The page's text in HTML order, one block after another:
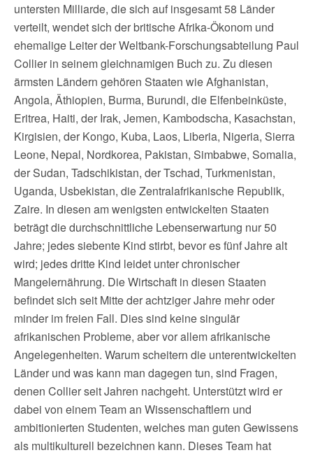
untersten Milliarde, die sich auf insgesamt 58 Länder
verteilt, wendet sich der britische Afrika-Ökonom und
ehemalige Leiter der Weltbank-Forschungsabteilung Paul
Collier in seinem gleichnamigen Buch zu. Zu diesen
ärmsten Ländern gehören Staaten wie Afghanistan,
Angola, Äthiopien, Burma, Burundi, die Elfenbeinküste,
Eritrea, Haiti, der Irak, Jemen, Kambodscha, Kasachstan,
Kirgisien, der Kongo, Kuba, Laos, Liberia, Nigeria, Sierra
Leone, Nepal, Nordkorea, Pakistan, Simbabwe, Somalia,
der Sudan, Tadschikistan, der Tschad, Turkmenistan,
Uganda, Usbekistan, die Zentralafrikanische Republik,
Zaire. In diesen am wenigsten entwickelten Staaten
beträgt die durchschnittliche Lebenserwartung nur 50
Jahre; jedes siebente Kind stirbt, bevor es fünf Jahre alt
wird; jedes dritte Kind leidet unter chronischer
Mangelernährung. Die Wirtschaft in diesen Staaten
befindet sich seit Mitte der achtziger Jahre mehr oder
minder im freien Fall. Dies sind keine singulär
afrikanischen Probleme, aber vor allem afrikanische
Angelegenheiten. Warum scheitern die unterentwickelten
Länder und was kann man dagegen tun, sind Fragen,
denen Collier seit Jahren nachgeht. Unterstützt wird er
dabei von einem Team an Wissenschaftlern und
ambitionierten Studenten, welches man guten Gewissens
als multikulturell bezeichnen kann. Dieses Team hat